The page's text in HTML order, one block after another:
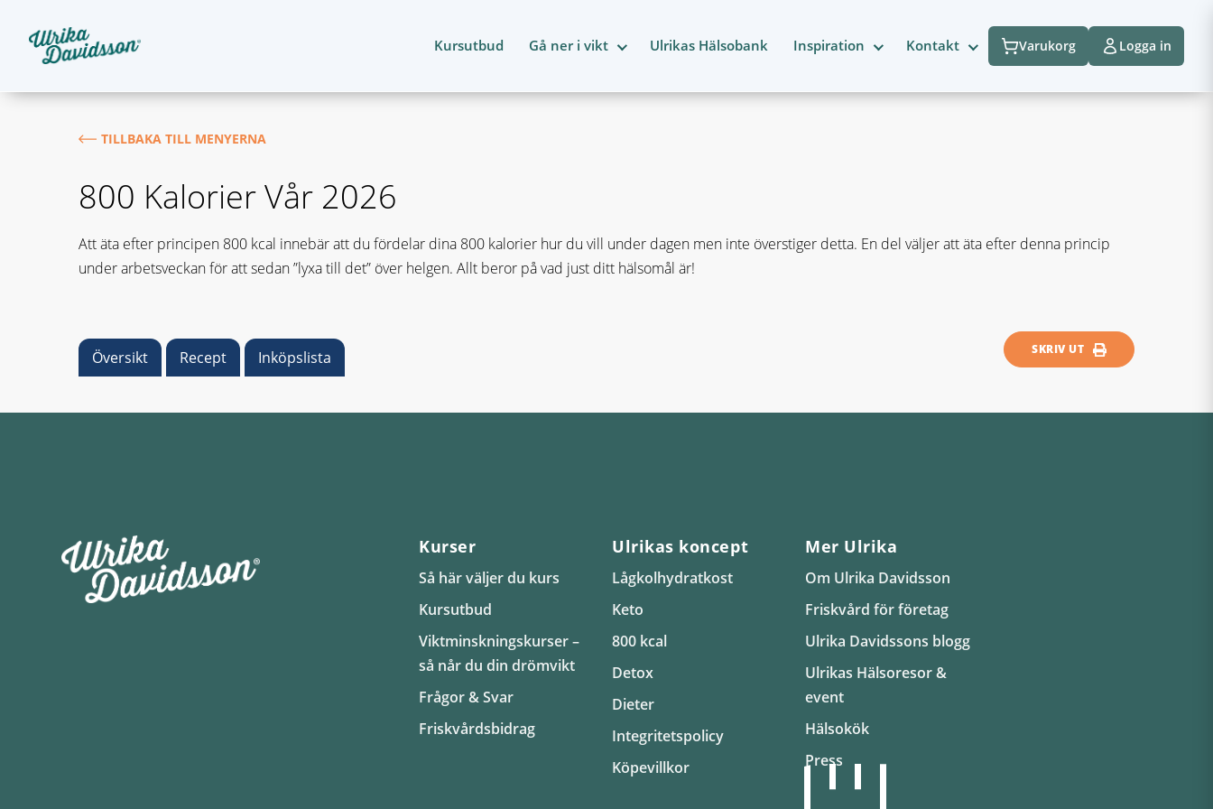
Kursutbud Gå ner i vikt Ulrikas Hälsobank Inspiration Kontakt Varukorg Logga in
TILLBAKA TILL MENYERNA
800 Kalorier Vår 2026
Att äta efter principen 800 kcal innebär att du fördelar dina 800 kalorier hur du vill under dagen men inte överstiger detta. En del väljer att äta efter denna princip
under arbetsveckan för att sedan ”lyxa till det” över helgen. Allt beror på vad just ditt hälsomål är!
Översikt Recept Inköpslista SKRIV UT
Kurser
Så här väljer du kurs
Kursutbud
Viktminskningskurser –
så når du din drömvikt
Frågor & Svar
Friskvårdsbidrag
Ulrikas koncept
Lågkolhydratkost
Keto
800 kcal
Detox
Dieter
Integritetspolicy
Köpevillkor
Mer Ulrika
Om Ulrika Davidsson
Friskvård för företag
Ulrika Davidssons blogg
Ulrikas Hälsoresor &
event
Hälsokök
Press